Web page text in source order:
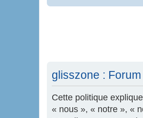
glisszone :
Cette politique
« nous », « notre », «